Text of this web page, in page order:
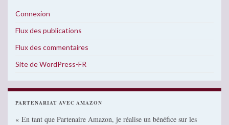
Connexion
Flux des publications
Flux des commentaires
Site de WordPress-FR
PARTENARIAT AVEC AMAZON
« En tant que Partenaire Amazon, je réalise un bénéfice sur les